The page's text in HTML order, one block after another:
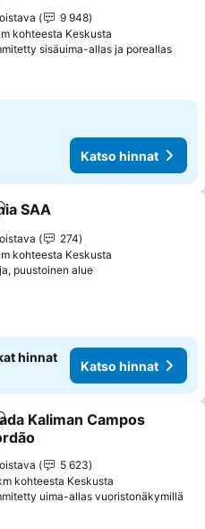
9 948
kohteesta Keskusta
sisäuima-allas ja poreallas
Katso hinnat
suosikkeihin
SAA
274
kohteesta Keskusta
puustoinen alue
hinnat
Katso hinnat
suosikkeihin
Kaliman Campos
5 623
kohteesta Keskusta
uima-allas vuoristonäkymillä